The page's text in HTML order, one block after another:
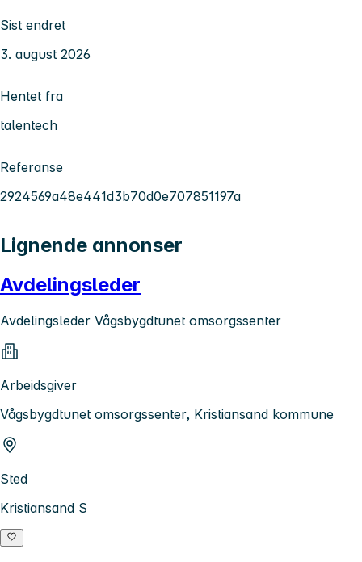
Sist endret
3. august 2026
Hentet fra
talentech
Referanse
2924569a48e441d3b70d0e707851197a
Lignende annonser
Avdelingsleder
Avdelingsleder Vågsbygdtunet omsorgssenter
Arbeidsgiver
Vågsbygdtunet omsorgssenter, Kristiansand kommune
Sted
Kristiansand S